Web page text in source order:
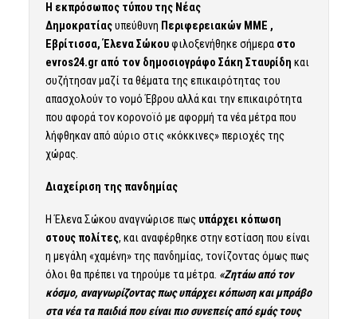
Η εκπρόσωπος τύπου της Νέας
Δημοκρατίαςυπεύθυνη Περιφερειακών ΜΜΕ ,
Εβρίτισσα, Έλενα Σώκουφιλοξενήθηκε σήμερα στο
evros24.gr από τον δημοσιογράφο Σάκη Σταυρίδη και
συζήτησαν μαζί τα θέματα της επικαιρότητας του
απασχολούν το νομό Έβρου αλλά και την επικαιρότητα
που αφορά τον κορονοϊό με αφορμή τα νέα μέτρα που
λήφθηκαν από αύριο στις «κόκκινες» περιοχές της
χώρας.
Διαχείριση της πανδημίας
Η Έλενα Σώκου αναγνώρισε πως υπάρχει κόπωση
στους πολίτες, και αναφέρθηκε στην εστίαση που είναι
η μεγάλη «χαμένη» της πανδημίας, τονίζοντας όμως πως
όλοι θα πρέπει να τηρούμε τα μέτρα. «Ζητάω από τον
κόσμο, αναγνωρίζοντας πως υπάρχει κόπωση και μπράβο
στα νέα τα παιδιά που είναι πιο συνεπείς από εμάς τους